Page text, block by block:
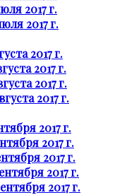
2017 г.
2017 г.
2017 г.
2017 г.
2017 г.
2017 г.
2017 г.
2017 г.
2017 г.
2017 г.
2017 г.